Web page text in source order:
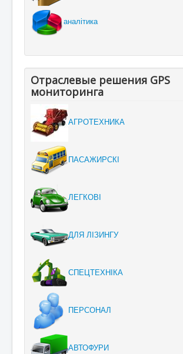
аналітика
Отраслевые решения GPS
мониторинга
АГРОТЕХНИКА
ПАСАЖИРСКІ
ЛЕГКОВІ
ДЛЯ ЛІЗИНГУ
СПЕЦТЕХНІКА
ПЕРСОНАЛ
АВТОФУРИ